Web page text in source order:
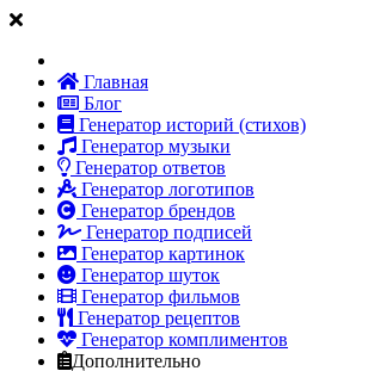
Главная
Блог
Генератор историй (стихов)
Генератор музыки
Генератор ответов
Генератор логотипов
Генератор брендов
Генератор подписей
Генератор картинок
Генератор шуток
Генератор фильмов
Генератор рецептов
Генератор комплиментов
Дополнительно